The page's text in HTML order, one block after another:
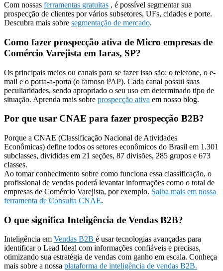
Com nossas ferramentas gratuitas , é possível segmentar sua
prospecção de clientes por vários subsetores, UFs, cidades e porte.
Descubra mais sobre segmentação de mercado.
Como fazer prospecção ativa de Micro empresas de
Comércio Varejista em Iaras, SP?
Os principais meios ou canais para se fazer isso são: o telefone, o e-
mail e o porta-a-porta (o famoso PAP). Cada canal possui suas
peculiaridades, sendo apropriado o seu uso em determinado tipo de
situação. Aprenda mais sobre prospecção ativa em nosso blog.
Por que usar CNAE para fazer prospecção B2B?
Porque a CNAE (Classificação Nacional de Atividades
Econômicas) define todos os setores econômicos do Brasil em 1.301
subclasses, divididas em 21 seções, 87 divisões, 285 grupos e 673
classes.
Ao tomar conhecimento sobre como funciona essa classificação, o
profissional de vendas poderá levantar informações como o total de
empresas de Comércio Varejista, por exemplo. Saiba mais em nossa
ferramenta de Consulta CNAE.
O que significa Inteligência de Vendas B2B?
Inteligência em Vendas B2B é usar tecnologias avançadas para
identificar o Lead Ideal com informações confiáveis e precisas,
otimizando sua estratégia de vendas com ganho em escala. Conheça
mais sobre a nossa plataforma de inteligência de vendas B2B.